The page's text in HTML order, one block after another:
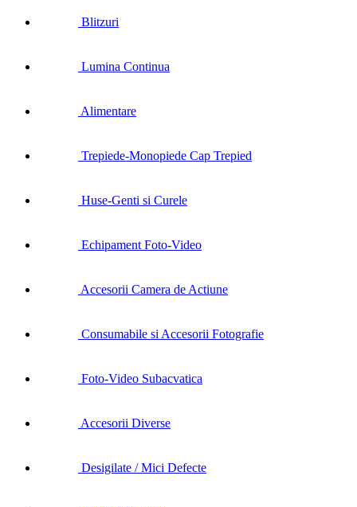
Blitzuri
Lumina Continua
Alimentare
Trepiede-Monopiede Cap Trepied
Huse-Genti si Curele
Echipament Foto-Video
Accesorii Camera de Actiune
Consumabile si Accesorii Fotografie
Foto-Video Subacvatica
Accesorii Diverse
Desigilate / Mici Defecte